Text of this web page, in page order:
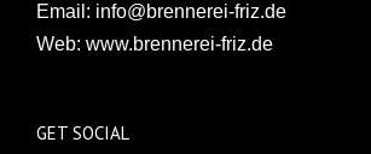
Email: info@brennerei-friz.de
Web: www.brennerei-friz.de
GET SOCIAL